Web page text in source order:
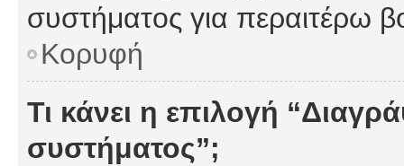
συστήματος για περαιτέρω
Κορυφή
Τι κάνει η επιλογή
συστήματος”;